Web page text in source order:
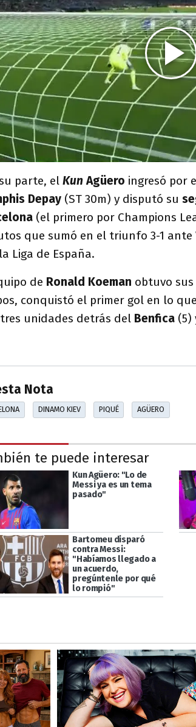
parte, el KunAgüero ingresó por
Depay (ST 30m) y disputó su
(el primero por Champions
que sumó en el triunfo 3-1
Liga de España.
de Ronald Koeman obtuvo
conquistó el primer gol en lo
unidades detrás del Benfica (5)
Nota
DINAMO KIEV PIQUÉ AGÜERO
te puede interesar
Kun Agüero: "Lo de
Messi ya es un tema
pasado"
Bartomeu disparó
contra Messi:
"Habíamos llegado a
un acuerdo,
pregúntenle por qué
lo rompió"